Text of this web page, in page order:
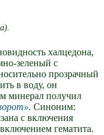
халцедона,
зеленый с
прозрачный
в воду, он
минерал получил
. Синоним:
с включения
гематита.